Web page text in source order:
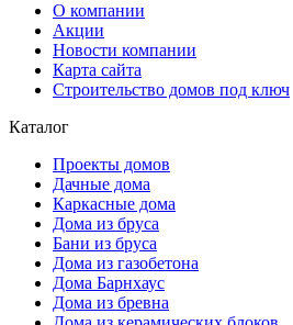
О компании
Акции
Новости компании
Карта сайта
Строительство домов под ключ
Каталог
Проекты домов
Дачные дома
Каркасные дома
Дома из бруса
Бани из бруса
Дома из газобетона
Дома Барнхаус
Дома из бревна